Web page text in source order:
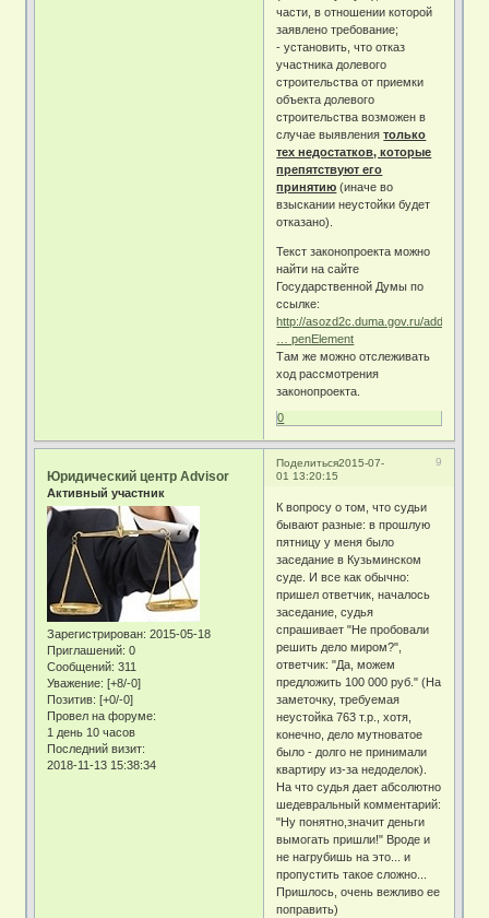
части, в отношении которой
заявлено требование;
- установить, что отказ
участника долевого
строительства от приемки
объекта долевого
строительства возможен в
случае выявлениятолько
тех недостатков, которые
препятствуют его
принятию (иначе во
взыскании неустойки будет
отказано).
Текст законопроекта можно
найти на сайте
Государственной Думы по
ссылке:
http://asozd2c.duma.gov.ru/addwork/
… penElement
Там же можно отслеживать
ход рассмотрения
законопроекта.
0
Поделиться 9
2015-07-
01 13:20:15
Юридический центр Advisor
Активный участник
Зарегистрирован: 2015-05-18
Приглашений: 0
Сообщений: 311
Уважение: [+8/-0]
Позитив: [+0/-0]
Провел на форуме:
1 день 10 часов
Последний визит:
2018-11-13 15:38:34
К вопросу о том, что судьи
бывают разные: в прошлую
пятницу у меня было
заседание в Кузьминском
суде. И все как обычно:
пришел ответчик, началось
заседание, судья
спрашивает "Не пробовали
решить дело миром?",
ответчик: "Да, можем
предложить 100 000 руб." (На
заметочку, требуемая
неустойка 763 т.р., хотя,
конечно, дело мутноватое
было - долго не принимали
квартиру из-за недоделок).
На что судья дает абсолютно
шедевральный комментарий:
"Ну понятно,значит деньги
вымогать пришли!" Вроде и
не нагрубишь на это... и
пропустить такое сложно...
Пришлось, очень вежливо ее
поправить)